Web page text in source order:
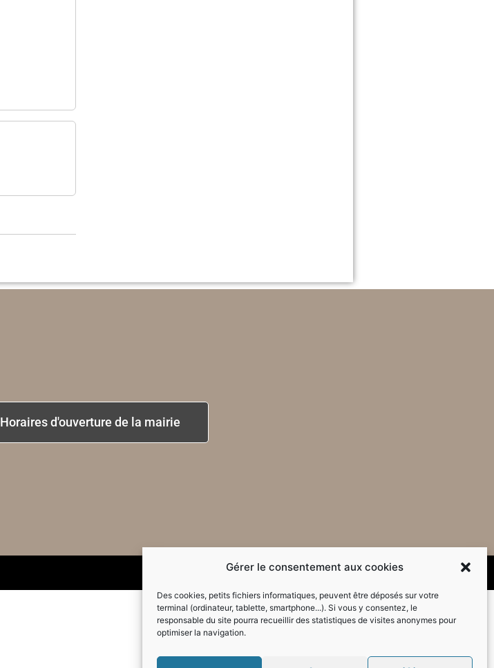
Gérer le consentement aux cookies
Des cookies, petits fichiers informatiques, peuvent être déposés sur votre
terminal (ordinateur, tablette, smartphone...). Si vous y consentez, le
responsable du site pourra recueillir des statistiques de visites anonymes pour
optimiser la navigation.
Horaires d'ouverture de la mairie